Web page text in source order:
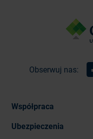
Obserwuj nas:
Współpraca
Ubezpieczenia